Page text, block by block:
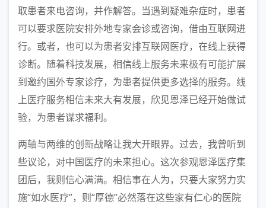
取患者来电咨询，并作解答。当遇到疑难杂症时，患者
可以要求医院安排外地专家会诊或咨询，借由互联网进
行。或者，也可以为患者安排互联网医疗，在线上获得
诊断。随着科技发展，相信线上服务未来极有可能扩展
到邀约国外专家诊疗，为患者提供更多选择的服务。线
上医疗服务相信未来大有发展，欣见恩泽已经开始做试
验，为患者谋求福利。
两轴与两维的创新战略让我大开眼界。过去，我曾听到
些议论，对中国医疗的未来担心。这次参观恩泽医疗集
团后，我则信心满满。相信事在人为，只要大家努力实
施“如水医疗”，则“厚德”必然落在这些家有仁心的医院